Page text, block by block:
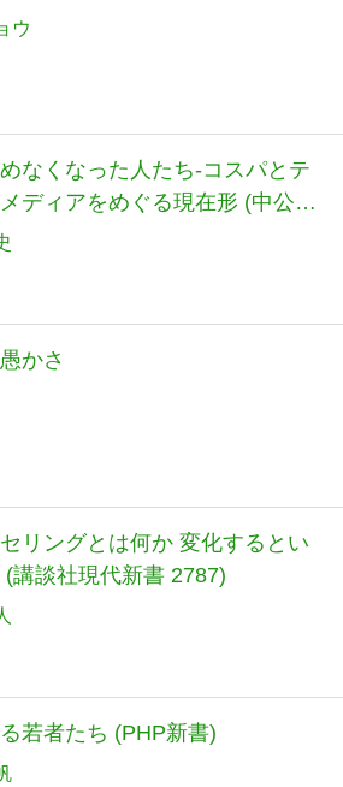
ウ
なくなった人たち-コスパとテ
ディアをめぐる現在形 (中公新
861)
かさ
リングとは何か 変化するとい
(講談社現代新書 2787)
若者たち (PHP新書)